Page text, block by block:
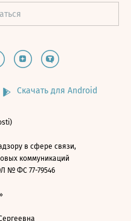
Скачать для Android
в сфере связи,
коммуникаций
№ ФС 77-79546